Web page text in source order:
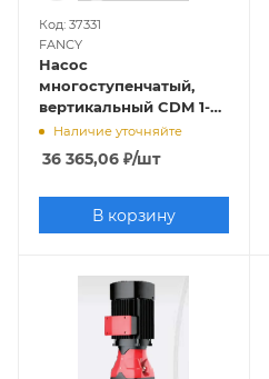
Код: 37331
FANCY
Насос
многоступенчатый,
вертикальный CDM 1-7
(0,37кВт, 380В, 1м3/ч,
39м), FANCY
Наличие уточняйте
36 365,06 ₽/шт
В корзину